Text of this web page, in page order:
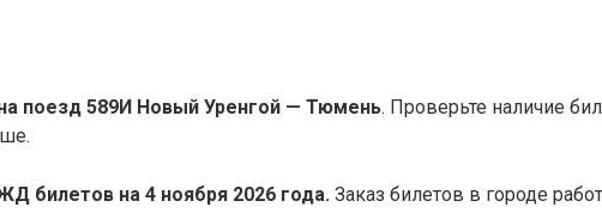
поезд 589И Новый Уренгой — Тюмень. Проверьте наличие
билетов на 4 ноября 2026 года. Заказ билетов в городе